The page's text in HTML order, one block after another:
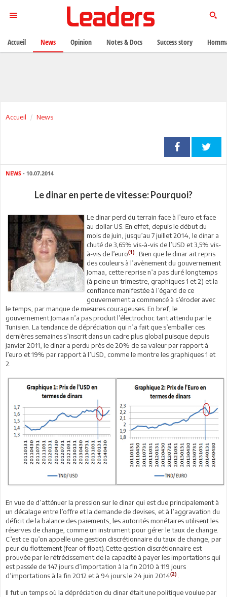
Accueil News
NEWS - 10.07.2014
Le dinar en perte de vitesse: Pourquoi?
Le dinar perd du terrain face à l’euro et face
au dollar US. En effet, depuis le début du
mois de juin, jusqu’au 7 juillet 2014, le dinar a
chuté de 3,65% vis-à-vis de l’USD et 3,5% vis-
à-vis de l’euro(1)
. Bien que le dinar ait repris
des couleurs à l’avènement du gouvernement
Jomaa, cette reprise n’a pas duré longtemps
(à peine un trimestre, graphiques 1 et 2) et la
confiance manifestée à l’égard de ce
gouvernement a commencé à s’éroder avec
le temps, par manque de mesures courageuses. En bref, le
gouvernement Jomaa n’a pas produit l’électrochoc tant attendu par le
Tunisien. La tendance de dépréciation qui n’a fait que s’emballer ces
dernières semaines s’inscrit dans un cadre plus global puisque depuis
janvier 2011, le dinar a perdu près de 20% de sa valeur par rapport à
l’euro et 19% par rapport à l’USD, comme le montre les graphiques 1 et
2.
En vue de d’atténuer la pression sur le dinar qui est due principalement à
un décalage entre l’offre et la demande de devises, et à l’aggravation du
déficit de la balance des paiements, les autorités monétaires utilisent les
réserves de change, comme un instrument pour gérer le taux de change.
C’est ce qu’on appelle une gestion discrétionnaire du taux de change, par
peur du flottement (fear of float).Cette gestion discrétionnaire est
prouvée par le rétrécissement de la capacité à payer les importations qui
est passée de 147 jours d’importation à la fin 2010 à 119 jours
d’importations à la fin 2012 et à 94 jours le 24 juin 2014(2)
Il fut un temps où la dépréciation du dinar était une politique voulue par
Accueil News Opinion Notes & Docs Success story